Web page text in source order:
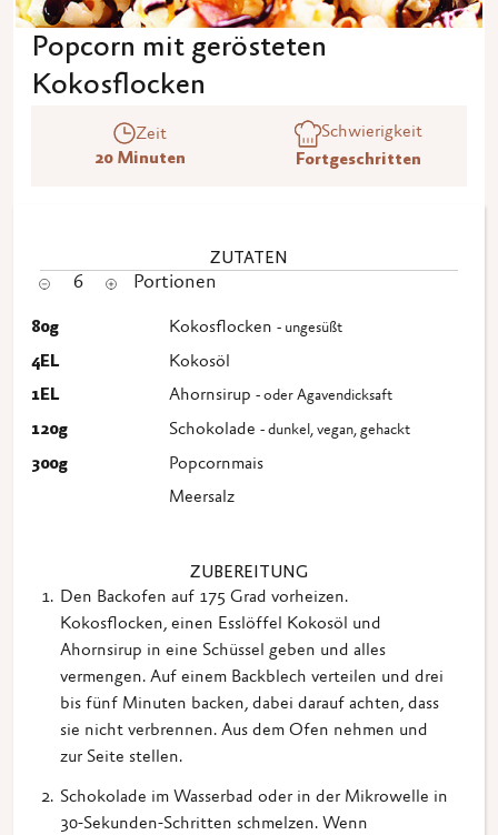
Popcorn mit gerösteten
Kokosflocken
Zeit
20 Minuten
Schwierigkeit
Fortgeschritten
ZUTATEN
6 Portionen
80g Kokosflocken - ungesüßt
4EL
Kokosöl
1EL Ahornsirup - oder Agavendicksaft
120g Schokolade - dunkel, vegan, gehackt
300g
Popcornmais
Meersalz
ZUBEREITUNG
Den Backofen auf 175 Grad vorheizen.
Kokosflocken, einen Esslöffel Kokosöl und
Ahornsirup in eine Schüssel geben und alles
vermengen. Auf einem Backblech verteilen und drei
bis fünf Minuten backen, dabei darauf achten, dass
sie nicht verbrennen. Aus dem Ofen nehmen und
zur Seite stellen.
Schokolade im Wasserbad oder in der Mikrowelle in
30-Sekunden-Schritten schmelzen. Wenn